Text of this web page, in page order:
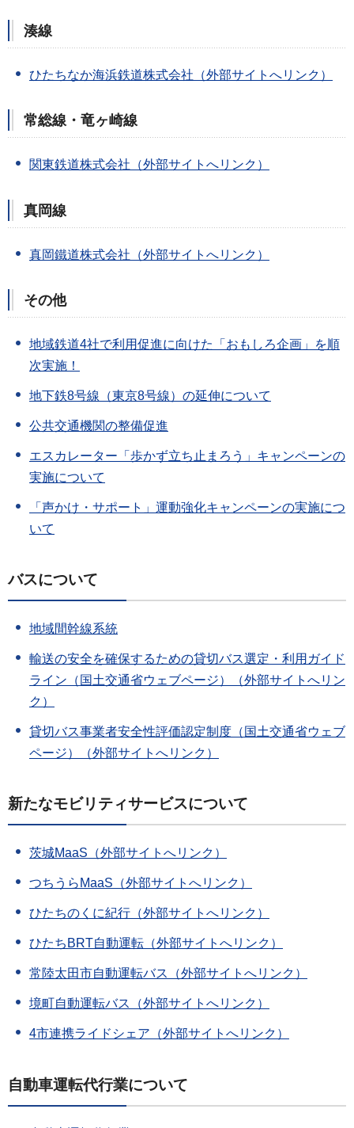
湊線
ひたちなか海浜鉄道株式会社（外部サイトへリンク）
常総線・竜ヶ崎線
関東鉄道株式会社（外部サイトへリンク）
真岡線
真岡鐵道株式会社（外部サイトへリンク）
その他
地域鉄道4社で利用促進に向けた「おもしろ企画」を順
次実施！
地下鉄8号線（東京8号線）の延伸について
公共交通機関の整備促進
エスカレーター「歩かず立ち止まろう」キャンペーンの
実施について
「声かけ・サポート」運動強化キャンペーンの実施につ
いて
バスについて
地域間幹線系統
輸送の安全を確保するための貸切バス選定・利用ガイド
ライン（国土交通省ウェブページ）（外部サイトへリン
ク）
貸切バス事業者安全性評価認定制度（国土交通省ウェブ
ページ）（外部サイトへリンク）
新たなモビリティサービスについて
茨城MaaS（外部サイトへリンク）
つちうらMaaS（外部サイトへリンク）
ひたちのくに紀行（外部サイトへリンク）
ひたちBRT自動運転（外部サイトへリンク）
常陸太田市自動運転バス（外部サイトへリンク）
境町自動運転バス（外部サイトへリンク）
4市連携ライドシェア（外部サイトへリンク）
自動車運転代行業について